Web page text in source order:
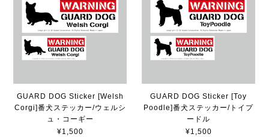
GUARD DOG Sticker [Welsh
Corgi]番犬ステッカー/ウェルシ
ュ・コーギー
¥1,500
GUARD DOG Sticker [Toy
Poodle]番犬ステッカー/トイプ
ードル
¥1,500